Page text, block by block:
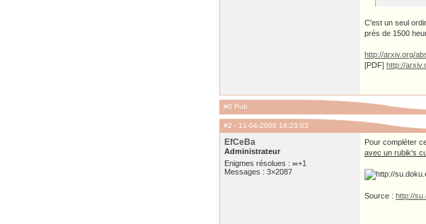
C'est un seul
près de 1500
http://arxiv.org/
[PDF] http://
#0 Pub
#2 - 11-04-2008 14:23:03
EfCeBa
Administrateur
Enigmes résolues : ∞+1
Messages : 3×2087
Pour compléter
avec un rubik's
Source : http://